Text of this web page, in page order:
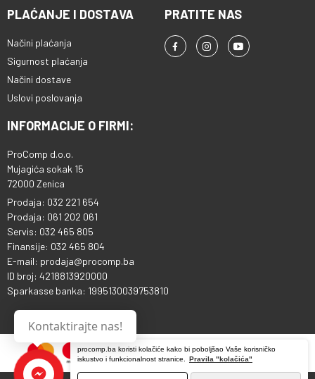
procomp.ba koristi kolačiće kako bi poboljšao Vaše korisničko
iskustvo i funkcionalnost stranice.
Pravila "kolačića"
PLAĆANJE I DOSTAVA
Načini plaćanja
Sigurnost plaćanja
Načini dostave
Uslovi poslovanja
PRATITE NAS
INFORMACIJE O FIRMI:
ProComp d.o.o.
Mujagića sokak 15
72000 Zenica
Prodaja: 032 221 654
Prodaja: 061 202 061
Servis: 032 465 805
Finansije: 032 465 804
E-mail: prodaja@procomp.ba
ID broj: 4218813920000
Sparkasse banka: 1995130039753810
Kontaktirajte nas!